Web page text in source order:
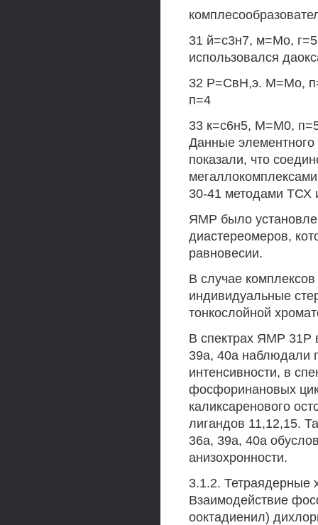
31 й=с3н7, м=Мо,
использовался
32 Р=СвН,э. М=Мо,
п=4
33 к=с6н5, М=М0,
Данные элементного
показали, что
30-41 методами ТСХ
ЯМР было
диастереомеров,
равновесии.
В случае
индивидуальные
тонкослойной
В спектрах ЯМР 31Р
39а, 40а наблюдали
интенсивности, в
фосфоринановых
каликсаренового
лигандов 11,12,15.
36а, 39а, 40а
анизохронности.
3.1.2. Тетраядерные
Взаимодействие
ооктадиенил)